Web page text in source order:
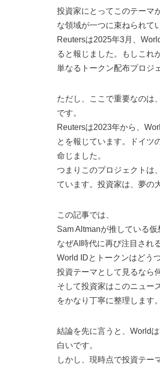
投資家にとってこのテーマ
な領域が一つに束ねられて
Reutersは2025年3月、
ると報じました。もしこれ
単なるトークン配布プロジ
ただし、ここで重要なのは
です。
Reutersは2023年から、
とを報じています。ドイツ
命じました。
つまりこのプロジェクトは
ています。投資家は、夢の
この記事では、
Sam Altmanが推している仮
なぜAI時代に再び注目され
World IDとトークンはどう
投資テーマとして見るなら
そして投資家はこのニュー
をかなり丁寧に整理します。
結論を先に言うと、World
白いです。
しかし、現時点で投資テー